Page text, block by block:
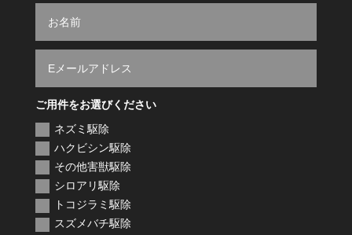
ご用件をお選びください
ネズミ駆除
ハクビシン駆除
その他害獣駆除
シロアリ駆除
トコジラミ駆除
スズメバチ駆除